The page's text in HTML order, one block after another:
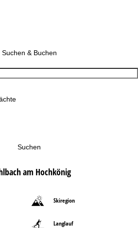
Suchen & Buchen
Suchen
am Hochkönig
Skiregion
Langlauf